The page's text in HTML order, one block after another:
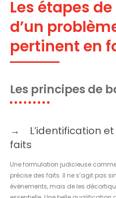
Les étapes
d’un
pertinent en
Les principes de
L’identification
faits
Une formulation judicieuse
précise des faits. Il ne s’agit pas
évènements, mais de les